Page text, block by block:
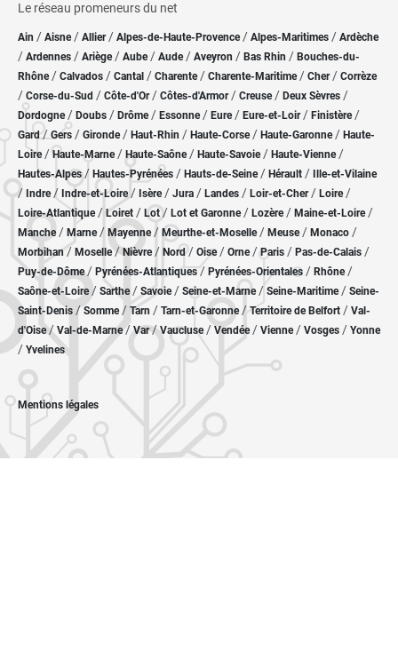
Le réseau promeneurs du net
Ain / Aisne/ Allier/ Alpes-de-Haute-Provence / Alpes-Maritimes / Ardèche
/ Ardennes / Ariège/ Aube/ Aude / Aveyron / Bas Rhin / Bouches-du-
Rhône/ Calvados / Cantal / Charente / Charente-Maritime/ Cher / Corrèze
/ Corse-du-Sud / Côte-d'Or / Côtes-d'Armor/ Creuse/ Deux Sèvres /
Dordogne/ Doubs / Drôme/ Essonne / Eure/ Eure-et-Loir / Finistère/
Gard/Gers / Gironde/ Haut-Rhin / Haute-Corse/ Haute-Garonne/ Haute-
Loire/Haute-Marne/ Haute-Saône/ Haute-Savoie/ Haute-Vienne/
Hautes-Alpes/ Hautes-Pyrénées / Hauts-de-Seine/ Hérault / Ille-et-Vilaine
/ Indre/ Indre-et-Loire/ Isère/ Jura / Landes / Loir-et-Cher/ Loire/
Loire-Atlantique/ Loiret / Lot/ Lot et Garonne/ Lozère / Maine-et-Loire/
Manche/ Marne/ Mayenne/ Meurthe-et-Moselle/ Meuse/ Monaco /
Morbihan/ Moselle/ Nièvre / Nord/ Oise / Orne/Paris / Pas-de-Calais /
Puy-de-Dôme/ Pyrénées-Atlantiques / Pyrénées-Orientales / Rhône/
Saône-et-Loire/ Sarthe/ Savoie/ Seine-et-Marne/ Seine-Maritime/ Seine-
Saint-Denis /Somme/ Tarn / Tarn-et-Garonne/Territoire de Belfort / Val-
d'Oise/ Val-de-Marne/Var/Vaucluse/ Vendée/ Vienne/ Vosges / Yonne
/ Yvelines
Mentions légales